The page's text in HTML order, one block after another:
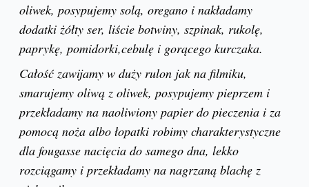
oliwek, posypujemy solą, oregano i nakładamy
dodatki żółty ser, liście botwiny, szpinak, rukolę,
paprykę, pomidorki,cebulę i gorącego kurczaka.
Całość zawijamy w duży rulon jak na filmiku,
smarujemy oliwą z oliwek, posypujemy pieprzem i
przekładamy na naoliwiony papier do pieczenia i za
pomocą noża albo łopatki robimy charakterystyczne
dla fougasse nacięcia do samego dna, lekko
rozciągamy i przekładamy na nagrzaną blachę z